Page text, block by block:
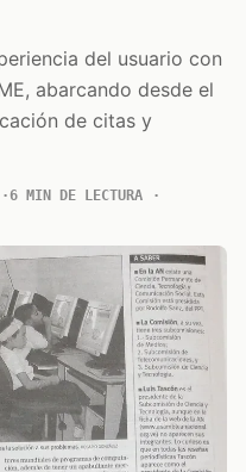
del usuario con
abarcando desde el
de citas y
6 MIN DE LECTURA